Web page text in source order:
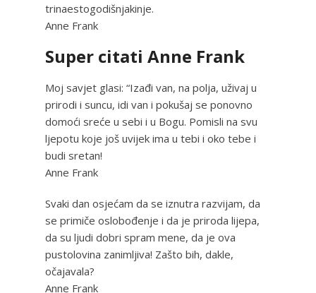
trinaestogodišnjakinje.
Anne Frank
Super citati Anne Frank
Moj savjet glasi: “Izađi van, na polja, uživaj u
prirodi i suncu, idi van i pokušaj se ponovno
domoći sreće u sebi i u Bogu. Pomisli na svu
ljepotu koje još uvijek ima u tebi i oko tebe i
budi sretan!
Anne Frank
Svaki dan osjećam da se iznutra razvijam, da
se primiče oslobođenje i da je priroda lijepa,
da su ljudi dobri spram mene, da je ova
pustolovina zanimljiva! Zašto bih, dakle,
očajavala?
Anne Frank